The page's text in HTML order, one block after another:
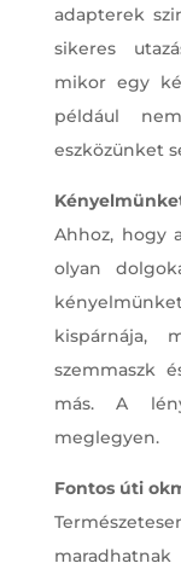
adapterek
sikeres
mikor egy
például
eszközünket
Ahhoz, hogy
olyan
kispárnája,
szemmaszk
más. A
meglegyen.
Fontos úti